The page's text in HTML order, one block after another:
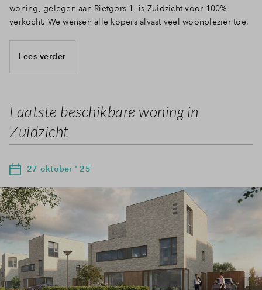
woning, gelegen aan Rietgors 1, is Zuidzicht voor 100%
verkocht. We wensen alle kopers alvast veel woonplezier toe.
Lees verder
Laatste beschikbare woning in
Zuidzicht
27 oktober ' 25